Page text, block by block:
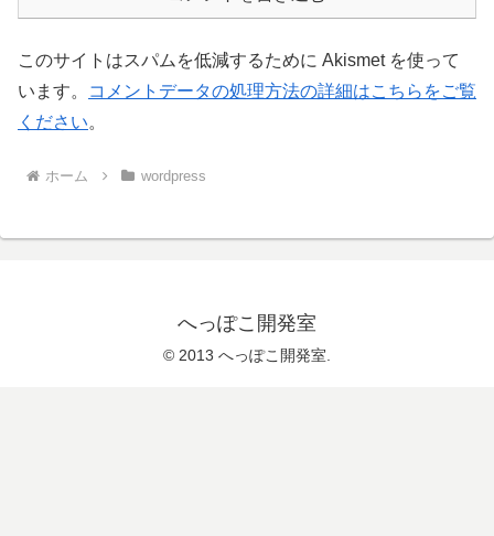
このサイトはスパムを低減するために Akismet を使って
います。
コメントデータの処理方法の詳細はこちらをご覧
ください。
ホーム wordpress
へっぽこ開発室
© 2013 へっぽこ開発室.